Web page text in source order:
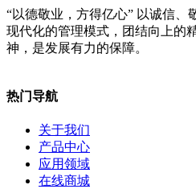
“以德敬业，方得亿心” 以诚信、
现代化的管理模式，团结向上的
神，是发展有力的保障。
热门导航
关于我们
产品中心
应用领域
在线商城